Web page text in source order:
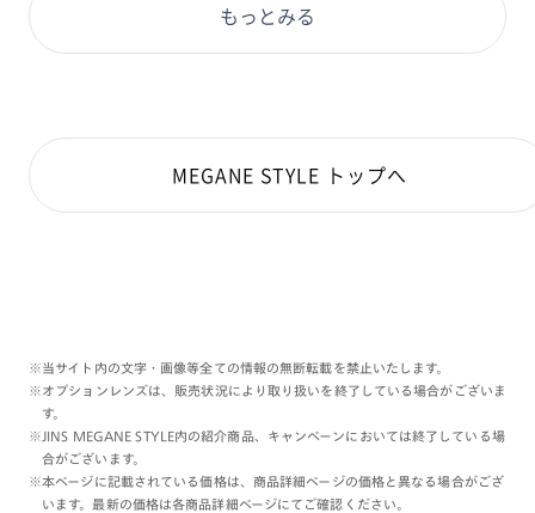
もっとみる
MEGANE STYLE トップへ
※当サイト内の文字・画像等全ての情報の無断転載を禁止いたします。
※オプションレンズは、販売状況により取り扱いを終了している場合がございま
す。
※JINS MEGANE STYLE内の紹介商品、キャンペーンにおいては終了している場
合がございます。
※本ページに記載されている価格は、商品詳細ページの価格と異なる場合がござ
います。最新の価格は各商品詳細ページにてご確認ください。